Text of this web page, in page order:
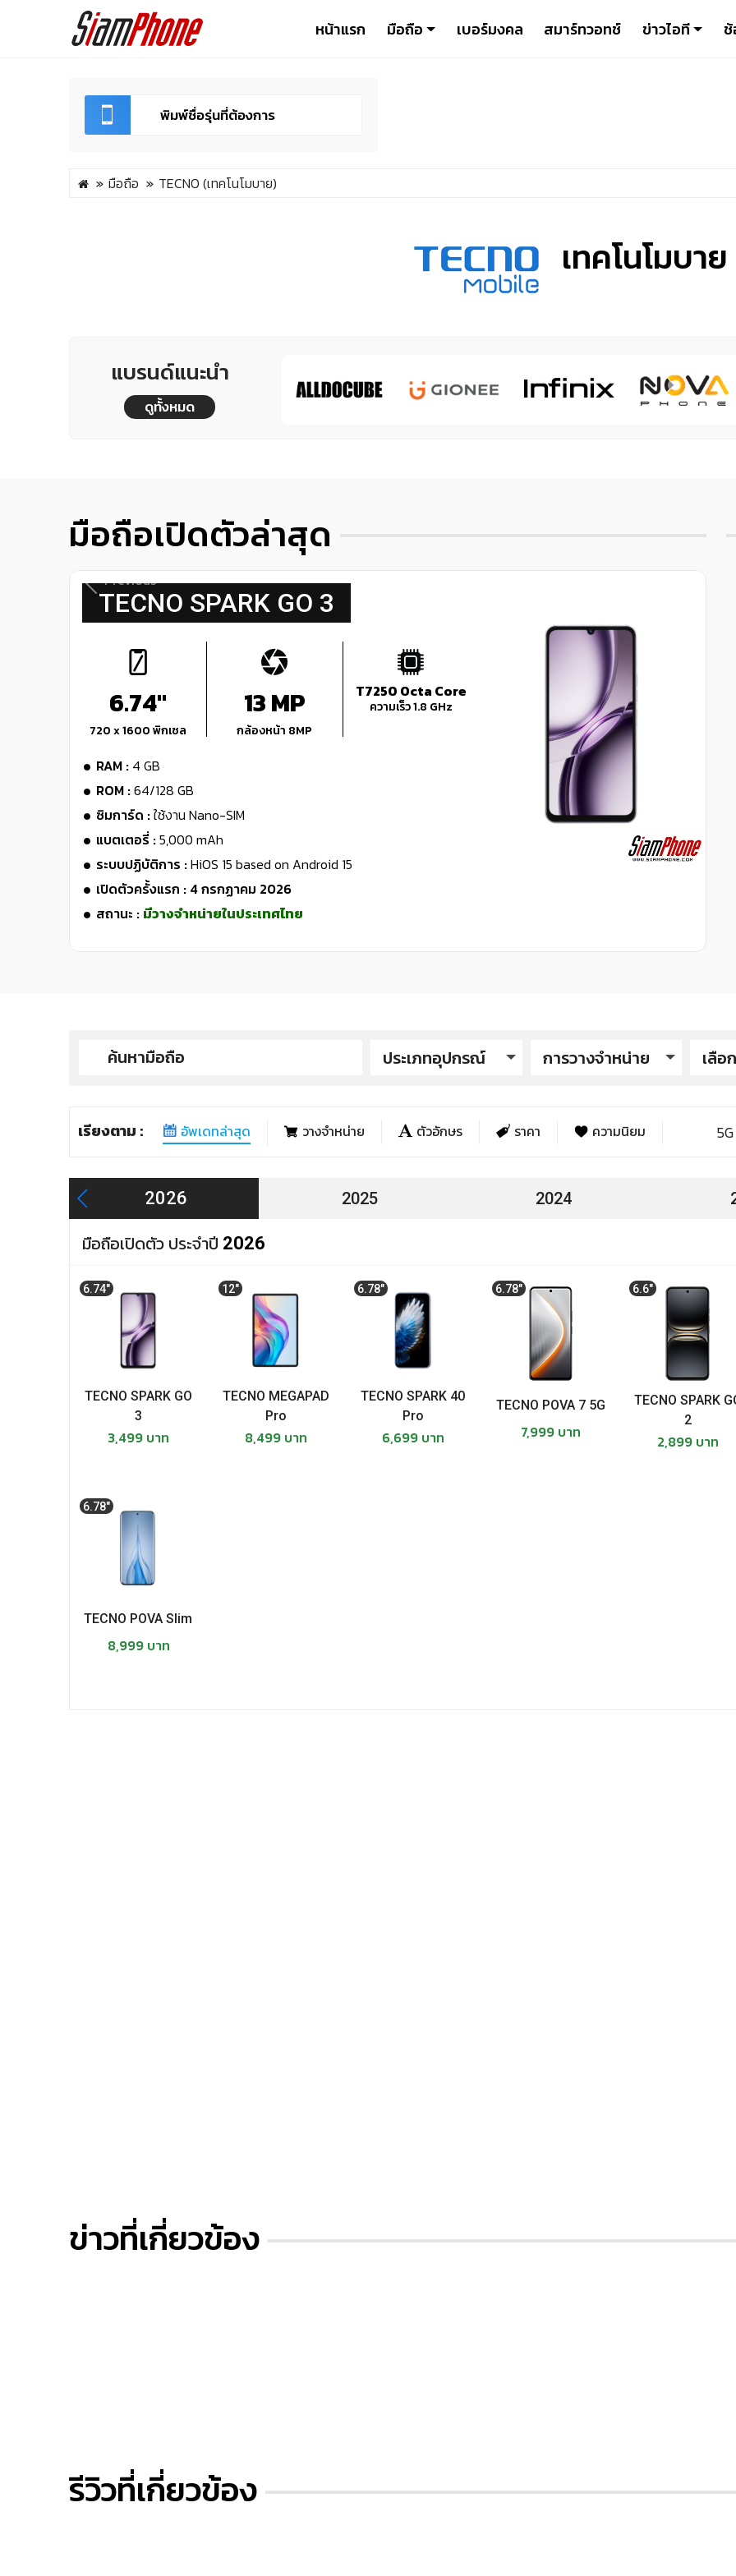
หน้าแรก มือถือ เบอร์มงคล สมาร์ทวอทช์ ข่าวไอที
มือถือ TECNO (เทคโนโมบาย)
เทคโนโมบาย
แบรนด์แนะนำ
ดูทั้งหมด
มือถือเปิดตัวล่าสุด
TECNO SPARK GO 3
6.74"
720 x 1600 พิกเซล
13 MP
กล้องหน้า 8MP
T7250 Octa Core
ความเร็ว 1.8 GHz
RAM : 4 GB
ROM :64/128 GB
ซิมการ์ด :ใช้งาน Nano-SIM
แบตเตอรี่ :5,000 mAh
ระบบปฏิบัติการ :HiOS 15 based on Android 15
เปิดตัวครั้งแรก : 4 กรกฏาคม 2026
สถานะ : มีวางจำหน่ายในประเทศไทย
Previous
ประเภทอุปกรณ์ การวางจำหน่าย เลือ
เรียงตาม : อัพเดทล่าสุด วางจำหน่าย ตัวอักษร ราคา ความนิยม 5G
2026 2025 2024
มือถือเปิดตัว ประจำปี 2026
TECNO SPARK GO
3
3,499 บาท
6.74"
TECNO MEGAPAD
Pro
8,499 บาท
12"
TECNO SPARK 40
Pro
6,699 บาท
6.78"
TECNO POVA 7 5G
7,999 บาท
6.78"
TECNO SPARK
2
2,899 บาท
6.6"
TECNO POVA Slim
8,999 บาท
6.78"
ข่าวที่เกี่ยวข้อง
รีวิวที่เกี่ยวข้อง